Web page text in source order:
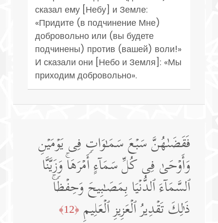
сказал ему [Небу] и Земле:
«Придите (в подчинение Мне)
добровольно или (вы будете
подчинены) против (вашей) воли!»
И сказали они [Небо и Земля]: «Мы
приходим добровольно».
فَقَضَىٰهُنَّ سَبۡعَ سَمَـٰوَاتࣲ فِی یَوۡمَیۡنِ
وَأَوۡحَىٰ فِی كُلِّ سَمَاۤءٍ أَمۡرَهَاۚ وَزَیَّنَّا
ٱلسَّمَاۤءَ ٱلدُّنۡیَا بِمَصَـٰبِیحَ وَحِفۡظࣰاۚ
ذَ ٰ⁠لِكَ تَقۡدِیرُ ٱلۡعَزِیزِ ٱلۡعَلِیمِ ﴿12﴾